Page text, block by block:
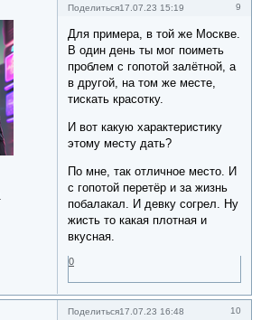
Поделиться 9
17.07.23 15:19
Для примера, в той же Москве.
В один день ты мог поиметь
проблем с гопотой залётной, а
в другой, на том же месте,
тискать красотку.
И вот какую характеристику
этому месту дать?
По мне, так отличное место. И
с гопотой перетёр и за жизнь
побалакал. И девку согрел. Ну
жисть то какая плотная и
вкусная.
0
Поделиться 10
17.07.23 16:48